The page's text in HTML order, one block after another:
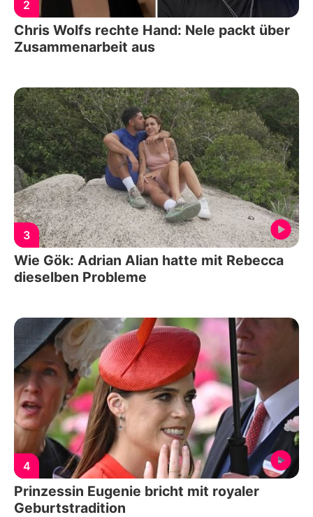
2
Chris Wolfs rechte Hand: Nele packt über
Zusammenarbeit aus
3
Wie Gök: Adrian Alian hatte mit Rebecca
dieselben Probleme
4
Prinzessin Eugenie bricht mit royaler
Geburtstradition